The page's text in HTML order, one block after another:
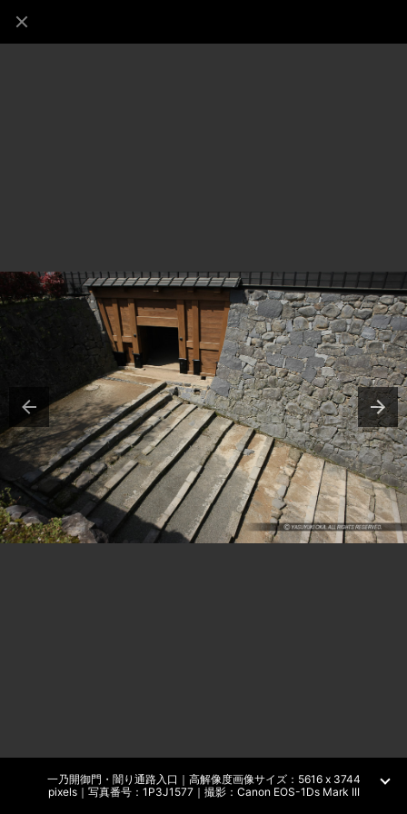
一乃開御門・闇り通路入口｜高解像度画像サイズ：5616 x 3744
pixels｜写真番号：1P3J1577｜撮影：Canon EOS-1Ds Mark III